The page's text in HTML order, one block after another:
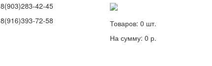
8(903)283-42-45
8(916)393-72-58
Товаров: 0 шт.
На сумму: 0 р.